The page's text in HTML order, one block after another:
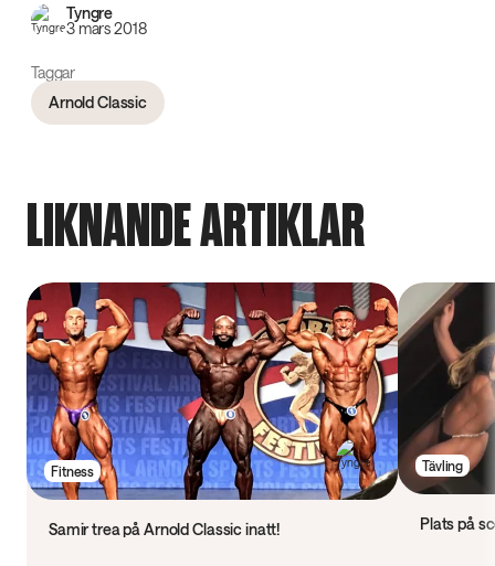
Tyngre
3 mars 2018
Taggar
Arnold Classic
LIKNANDE ARTIKLAR
Fitness
Samir trea på Arnold Classic inatt!
Tävling
Plats på